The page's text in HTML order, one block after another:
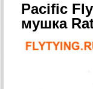
Pacific
мушка